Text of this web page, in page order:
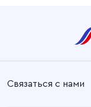
Связаться с нами